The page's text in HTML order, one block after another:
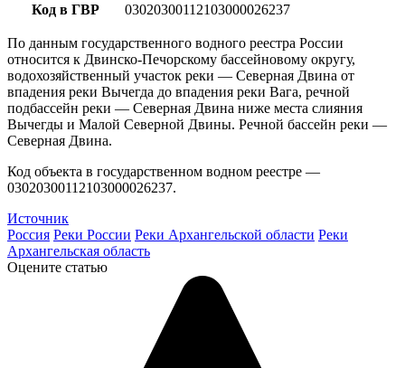
Код в ГВР
03020300112103000026237
По данным государственного водного реестра России
относится к Двинско-Печорскому бассейновому округу,
водохозяйственный участок реки — Северная Двина от
впадения реки Вычегда до впадения реки Вага, речной
подбассейн реки — Северная Двина ниже места слияния
Вычегды и Малой Северной Двины. Речной бассейн реки —
Северная Двина.
Код объекта в государственном водном реестре —
03020300112103000026237.
Источник
Россия Реки России Реки Архангельской области Реки
Архангельская область
Оцените статью